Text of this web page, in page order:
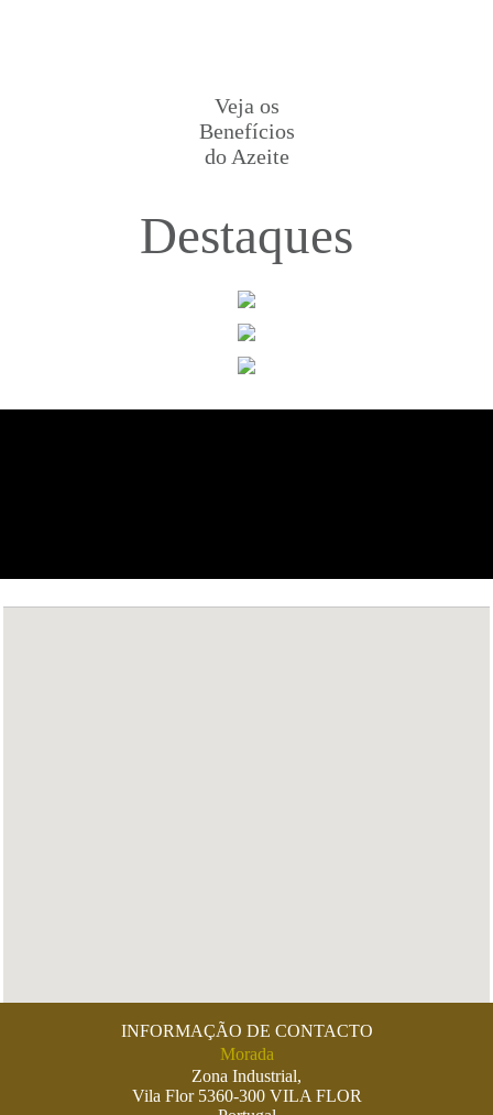
Veja os
Benefícios
do Azeite
Destaques
INFORMAÇÃO DE CONTACTO
Morada
Zona Industrial,
Vila Flor 5360-300 VILA FLOR